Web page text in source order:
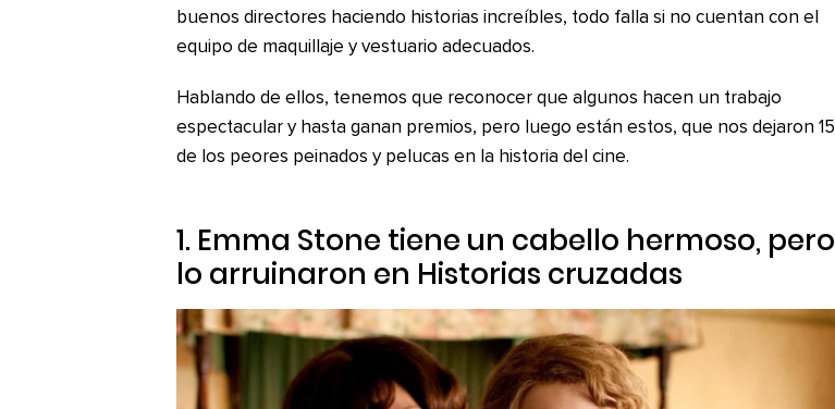
buenos directores haciendo historias increíbles, todo falla si no cuentan con el
equipo de maquillaje y vestuario adecuados.
Hablando de ellos, tenemos que reconocer que algunos hacen un trabajo
espectacular y hasta ganan premios, pero luego están estos, que nos dejaron 15
de los peores peinados y pelucas en la historia del cine.
1. Emma Stone tiene un cabello hermoso, pero
lo arruinaron en Historias cruzadas